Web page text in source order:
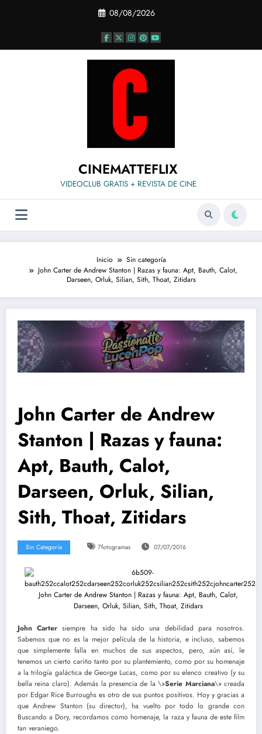
08/08/2026
CINEMATTEFLIX
VIDEOCLUB GRATIS + REVISTA DE CINE
Inicio
Sin categoría
John Carter de Andrew Stanton | Razas y fauna: Apt, Bauth, Calot,
Darseen, Orluk, Silian, Sith, Thoat, Zitidars
John Carter de Andrew
Stanton | Razas y fauna:
Apt, Bauth, Calot,
Darseen, Orluk, Silian,
Sith, Thoat, Zitidars
Sin Categoría 7fotogramas 07/07/2016
John Cartersiempre ha sido ha sido una debilidad para nosotros.
Sabemos que no es la mejor película de la historia, e incluso, sabemos
que simplemente falla en muchos de sus aspectos, pero, aún así, le
tenemos un cierto cariño tanto por su plantemiento, como por su homenaje
a la trilogía galáctica de George Lucas, como por su elenco creativo (y su
bella reina claro). Además la presencia de la \»Serie Marciana\» creada
por Edgar Rice Burroughs es otro de sus puntos positivos. Hoy y gracias a
que Andrew Stanton (su director), ha vuelto por todo lo grande con
Buscando a Dory, recordamos como homenaje, la raza y fauna de este film
tan veraniego.